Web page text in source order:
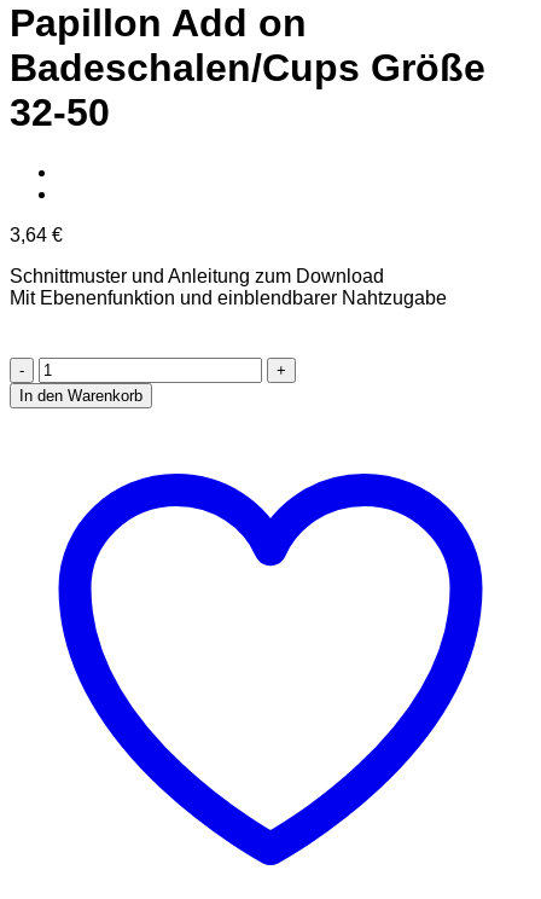
Papillon Add on
Badeschalen/Cups Größe
32-50
3,64 €
Schnittmuster und Anleitung zum Download
Mit Ebenenfunktion und einblendbarer Nahtzugabe
Papillon
Add
on
[Digital]
Menge
In den Warenkorb